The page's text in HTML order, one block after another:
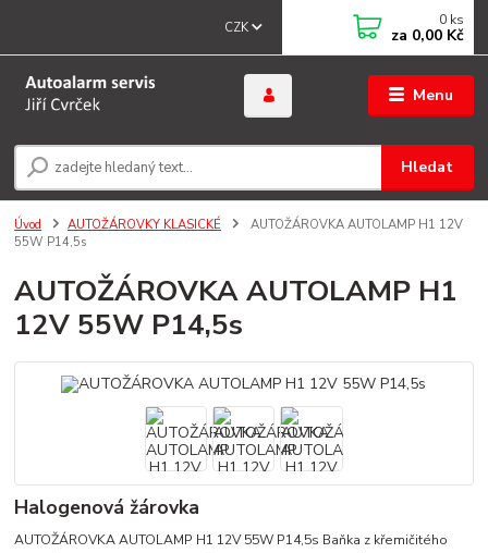
Menu
CZK
Hledat
0 ks
za 0,00 Kč
Úvod AUTOŽÁROVKY KLASICKÉ
AUTOŽÁROVKA AUTOLAMP H1 12V
55W P14,5s
AUTOŽÁROVKA AUTOLAMP H1
12V 55W P14,5s
Halogenová žárovka
AUTOŽÁROVKA AUTOLAMP H1 12V 55W P14,5s Baňka z křemičitého